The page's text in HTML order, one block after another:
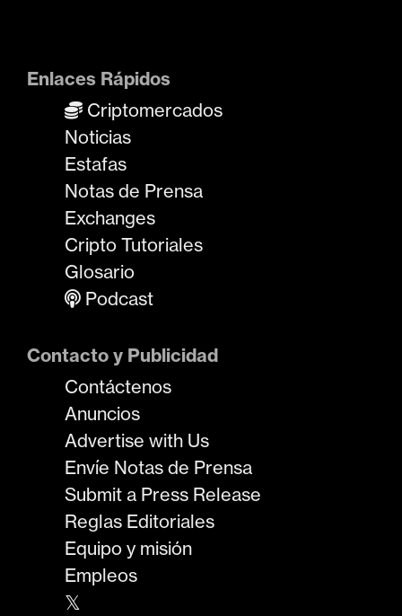
Enlaces Rápidos
Criptomercados
Noticias
Estafas
Notas de Prensa
Exchanges
Cripto Tutoriales
Glosario
Podcast
Contacto y Publicidad
Contáctenos
Anuncios
Advertise with Us
Envíe Notas de Prensa
Submit a Press Release
Reglas Editoriales
Equipo y misión
Empleos
𝕏